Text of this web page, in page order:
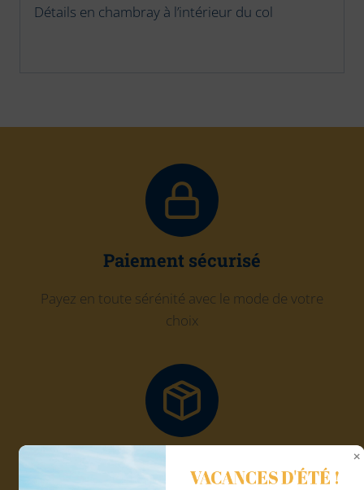
Détails en chambray à l’intérieur du col
Paiement sécurisé
Payez en toute sérénité avec le mode de votre
choix
Click and Collect
VACANCES D'ÉTÉ !